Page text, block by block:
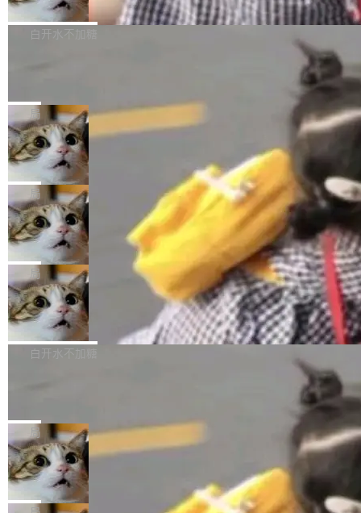
atePad Edge 升级至 HarmonyOS 6.1.0.135S
P9 patch03及以上版本。 *升级路径：设置 > 搜
来自中国开发者雷霄骅（Lei Xiaohua）。 对于
很多中国音视频开发者而言，这个名字并不陌
“启蒙老师”。 而今年，恰好是雷霄骅离世十周
年。FFmpeg 社区最终选择用一个大版本的名
字，留下了这份纪念。 雷霄骅曾是中国传媒大学
数字电视技术方向的博士生，长期从事视频、音
频技...
万元，超预算 860%
外媒近日曝光了亚马逊的多份内部报告显示，AI
导致公司在多个项目上超支。《金融时报》报道
编写程序，目标是完成电商平台作者信息与商品
列表的数据匹配 —— 一项常规的数据处理任
务，最终却产生了 180 万美元的账单，实际支出
超出原定预算 860%。 更令人意外的是，该项目
最终并未成功落地，而高额算力消耗持续运行长
达 5 个月，公司直到财务对账时才察觉异常。这
意味着一个无人看管的 AI 程序，在近半年时间
里日夜不停地"烧钱"。 复盘显示，...
白开水不加糖
e CEO Clément Delangue 在 CNBC 的采访里
没有拐弯抹角。他说中国正在赢得 AI 竞赛，而
且按目前的速度，中国 AI 工具预计在今年底或
2027 年就能追上美国前沿实验室的水平。 Dela
ngue 把原因归结为一件事：开放协作。中国的
AI 开发者在一个共享和协作的生态里加速迭代，
而美国模型厂商在"闭门造车"。他的原话是 "buil
ding in silos"——各自为战，互不通气。 这个判
断从他嘴里说出来分量不同。Hugging Face 是
全球最大的开源 AI 平台，上面跑着上百万个模
型。谁在开源赛道上领先，...
局
当 AI agent 把源码变成了最好的扩展系
统，开发者工具必须开源
五年前，David Crawshaw 问过很多软件工程师
一个问题：你写过什么给自己用的程序？答案几
乎都是没有。工程师们整天用别人写的程序写程
序给别人用。偶尔有人自己写个博客系统、智能
家居控制、家庭实验室，都算稀奇事。 Crawsh
aw 是 Shelley 的作者，一个开源 AI coding age
nt。他最近在博客上写了一篇文章，核心论点很
简单：开发者工具必须开源。 理由不是传统的自
由软件情怀，而是一个跟 AI agent 直接相关的
技术判断。 两行 prompt 就能个性化任何软件 C
局
DeepSeek Harness 宣布内测邀请，全
网最大规模开源 Agent 路演现场诞生
一条内测招募帖，发出去的时候大概没人想到它
会变成一场开源 Agent 生态的路演。 8月1日，
DeepSeek Harness 团队负责人崔添翼（tiany
i）在 X 上发帖： 「如果你是 Agent Harness 相
关开源项目的开发者，希望参加 DeepSeek Har
ness 的内测，可以回复或私信联系我。请附上
Harness 负责把能力落到真实环境中——调用工
具、读写文件、管理上下文、处理错误、完成闭
环。崔添翼招人的标...
局
商汤 SenseNova U1.5-Lite-Preview
开源
商汤科技宣布面向社区开源轻量级统一多模态模
型的预览版本 SenseNova U1.5-Lite-Preview。
理解、推理、生成与编辑，还仅以 8B-MoT 的轻
量大小，将能力推进到4K、更精细的真实质感、
更复杂的视觉控制和可持续迭代编辑。 相比 U
1，U1.5-Lite-Preview 在以下方向上带来了显著
提升： 原生支持4K图像生成； 更精细的局部纹
白开水不加糖
nap。这次是 hwctl——一个用来检查 Ubuntu
硬件认证状态的命令行工具。 Canonical 工程师
Alan Griffiths 在邮件列表中说得很直白：「hwc
tl 是一个 Ubuntu 专有的包，它和它的依赖项都
是 Ubuntu 专有的，不会用在其他发行版上。」
局
Dario Amodei 担心新人来 Anthropic
只为金钱，不为使命
顶级 AI 研究员在两家公司之间来回跳，中间只
隔了几天。 Lilian Weng 上周刚宣布因健康原因